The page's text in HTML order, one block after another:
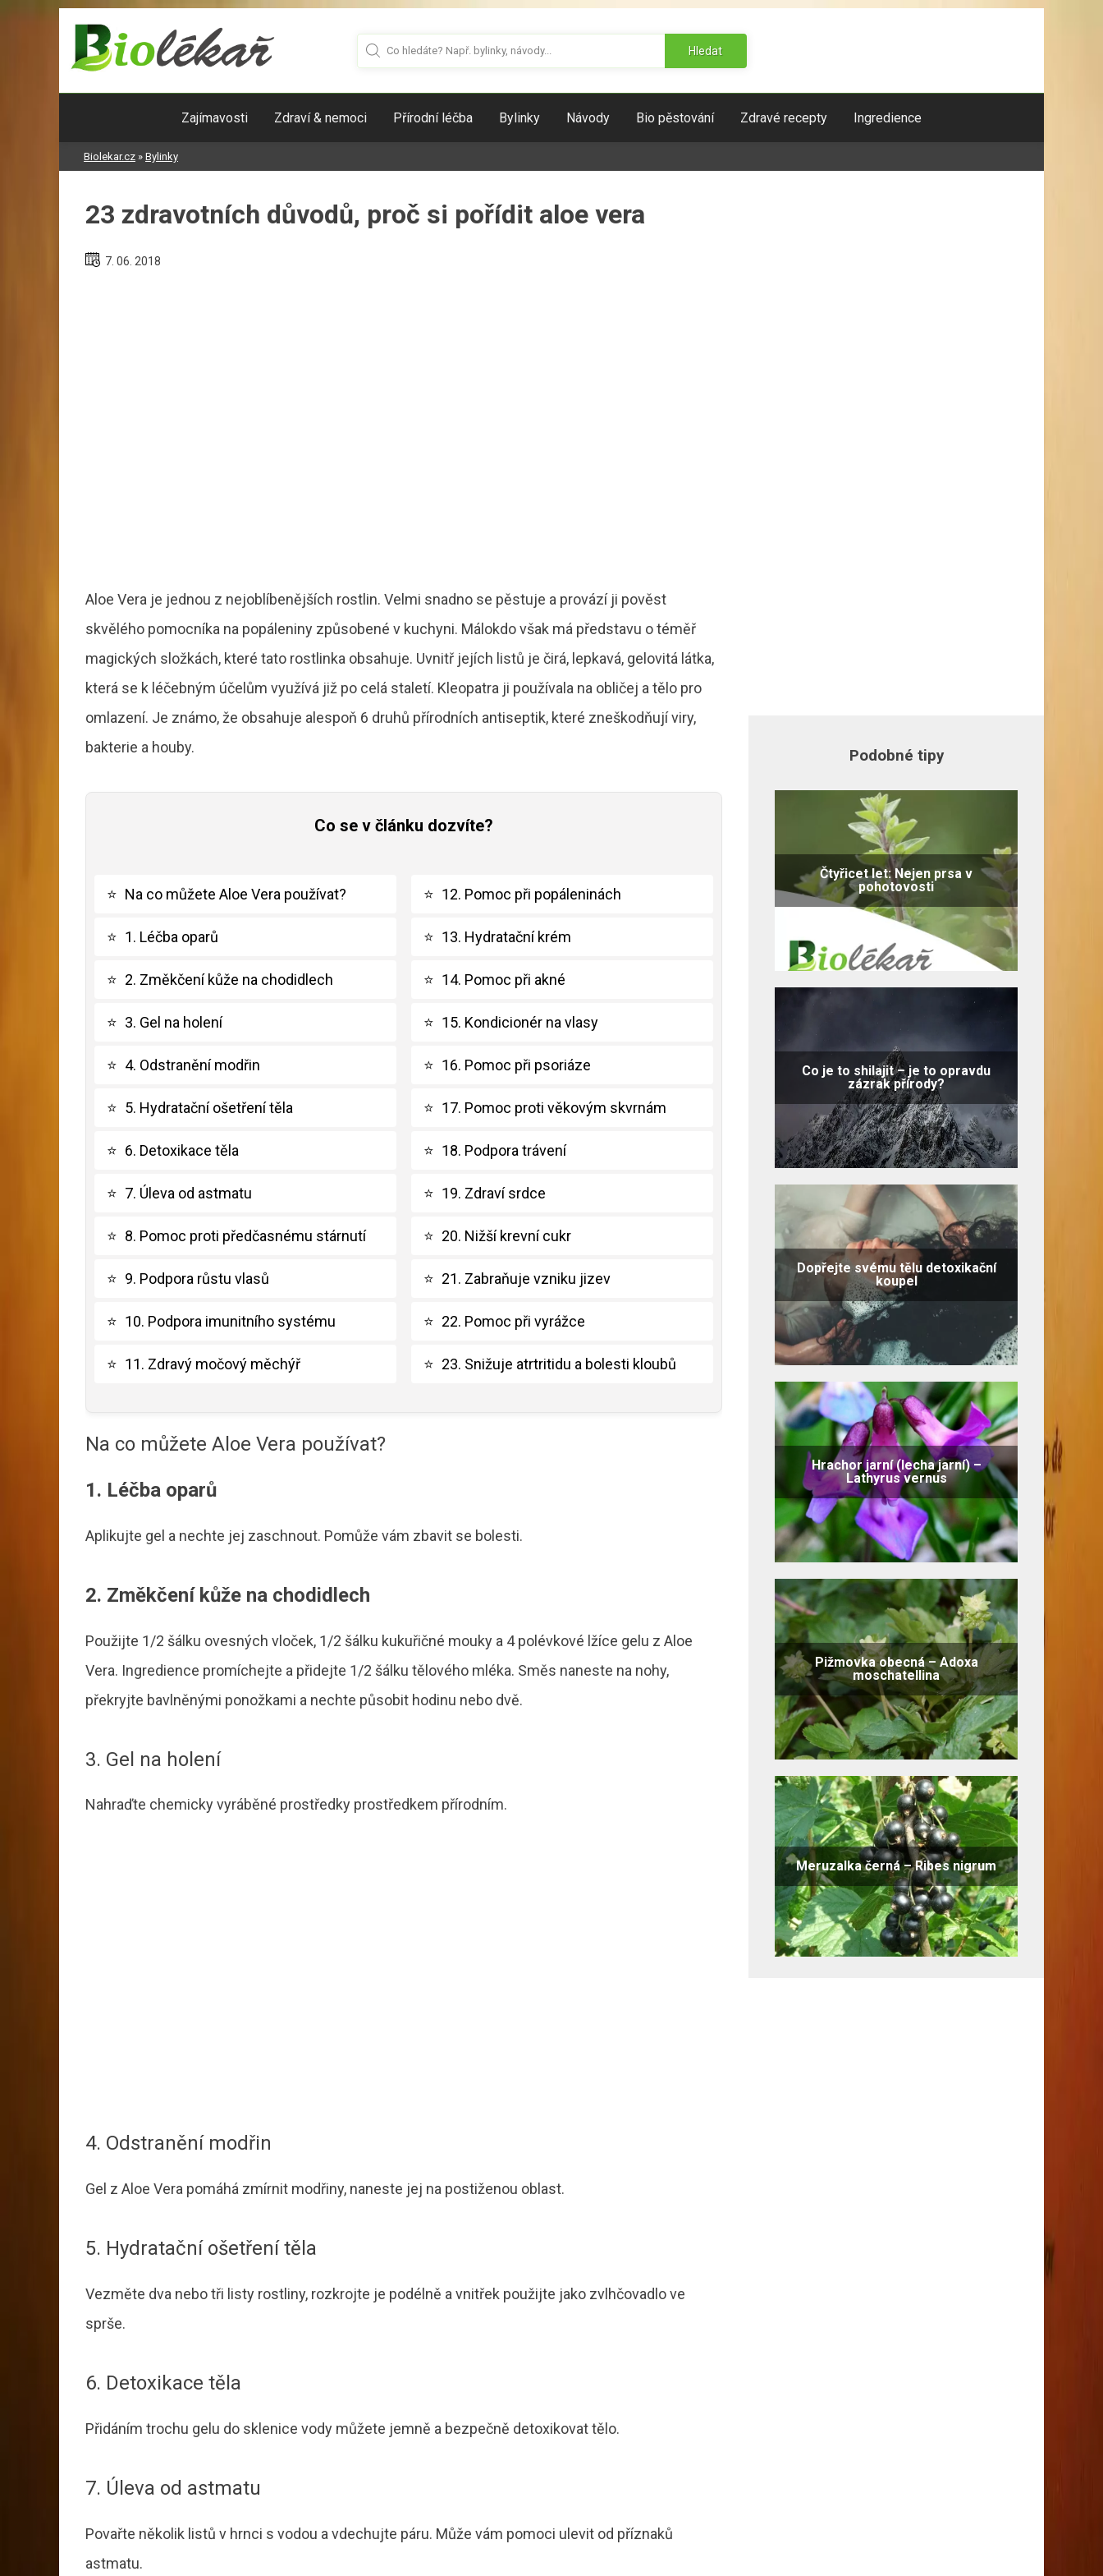
Hledat
Zajímavosti Zdraví & nemoci Přírodní léčba Bylinky Návody Bio pěstování Zdravé recepty Ingredience
Biolekar.cz » Bylinky
23 zdravotních důvodů, proč si pořídit aloe vera
7. 06. 2018
Aloe Vera je jednou z nejoblíbenějších rostlin. Velmi snadno se pěstuje a provází ji pověst
skvělého pomocníka na popáleniny způsobené v kuchyni. Málokdo však má představu o téměř
magických složkách, které tato rostlinka obsahuje. Uvnitř jejích listů je čirá, lepkavá, gelovitá látka,
která se k léčebným účelům využívá již po celá staletí. Kleopatra ji používala na obličej a tělo pro
omlazení. Je známo, že obsahuje alespoň 6 druhů přírodních antiseptik, které zneškodňují viry,
bakterie a houby.
Co se v článku dozvíte?
⭐ Na co můžete Aloe Vera používat?
⭐ 1. Léčba oparů
⭐ 2. Změkčení kůže na chodidlech
⭐ 3. Gel na holení
⭐ 4. Odstranění modřin
⭐ 5. Hydratační ošetření těla
⭐ 6. Detoxikace těla
⭐ 7. Úleva od astmatu
⭐ 8. Pomoc proti předčasnému stárnutí
⭐ 9. Podpora růstu vlasů
⭐ 10. Podpora imunitního systému
⭐ 11. Zdravý močový měchýř
⭐ 12. Pomoc při popáleninách
⭐ 13. Hydratační krém
⭐ 14. Pomoc při akné
⭐ 15. Kondicionér na vlasy
⭐ 16. Pomoc při psoriáze
⭐ 17. Pomoc proti věkovým skvrnám
⭐ 18. Podpora trávení
⭐ 19. Zdraví srdce
⭐ 20. Nižší krevní cukr
⭐ 21. Zabraňuje vzniku jizev
⭐ 22. Pomoc při vyrážce
⭐ 23. Snižuje atrtritidu a bolesti kloubů
Na co můžete Aloe Vera používat?
1. Léčba oparů
Aplikujte gel a nechte jej zaschnout. Pomůže vám zbavit se bolesti.
2. Změkčení kůže na chodidlech
Použijte 1/2 šálku ovesných vloček, 1/2 šálku kukuřičné mouky a 4 polévkové lžíce gelu z Aloe
Vera. Ingredience promíchejte a přidejte 1/2 šálku tělového mléka. Směs naneste na nohy,
překryjte bavlněnými ponožkami a nechte působit hodinu nebo dvě.
3. Gel na holení
Nahraďte chemicky vyráběné prostředky prostředkem přírodním.
4. Odstranění modřin
Gel z Aloe Vera pomáhá zmírnit modřiny, naneste jej na postiženou oblast.
5. Hydratační ošetření těla
Vezměte dva nebo tři listy rostliny, rozkrojte je podélně a vnitřek použijte jako zvlhčovadlo ve
sprše.
6. Detoxikace těla
Přidáním trochu gelu do sklenice vody můžete jemně a bezpečně detoxikovat tělo.
7. Úleva od astmatu
Povařte několik listů v hrnci s vodou a vdechujte páru. Může vám pomoci ulevit od příznaků
astmatu.
Podobné tipy
Čtyřicet let: Nejen prsa v
pohotovosti
Co je to shilajit – je to opravdu
zázrak přírody?
Dopřejte svému tělu detoxikační
koupel
Hrachor jarní (lecha jarní) –
Lathyrus vernus
Pižmovka obecná – Adoxa
moschatellina
Meruzalka černá – Ribes nigrum